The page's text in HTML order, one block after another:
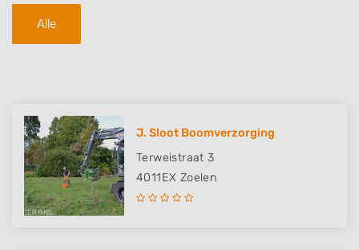
Alle
J. Sloot Boomverzorging
Terweistraat 3
4011EX Zoelen